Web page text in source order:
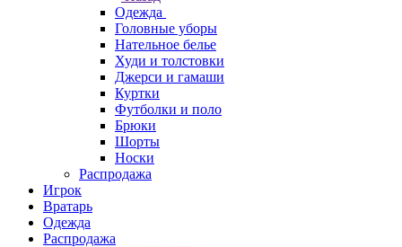
Одежда
Головные уборы
Нательное белье
Худи и толстовки
Джерси и гамаши
Куртки
Футболки и поло
Брюки
Шорты
Носки
Распродажа
Игрок
Вратарь
Одежда
Распродажа